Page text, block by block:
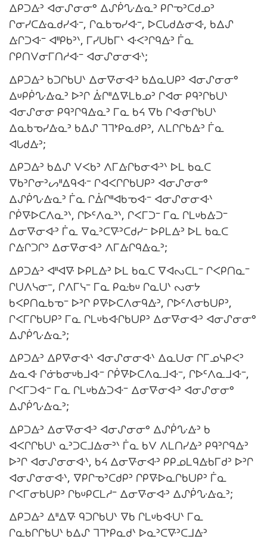
ᐃᑭᑐᐏᐣ ᐊᓂᔑᓂᓂᐤ ᐃᔑᑮᔘᐏᓇᐣ ᑭᒋᓀᐣᑕᑯᓄᐣ
ᒋᓂᓯᑕᐏᓇᑯᓯᐘᐨ, ᒋᓇᑲᓀᓯᐘᐨ, ᐅᑕᒐᑯᐏᓂᐘ, ᑲᐃᔑ
ᐏᒋᑐᐘᐨ ᐊᐦᑭᑲᐣᐠ, ᒥᓯᑌᑲᒥᐠ ᐘᐸᐣᒋᑫᐏᐣ ᒦᓇ
ᒋᑭᑎᐯᓂᒥᑎᓱᐘᐨ ᐊᓂᔑᓂᓂᐘᐠ;
ᐃᑭᑐᐏᐣ ᑲᑐᒋᑲᑌᐠ ᐃᓂᐍᓂᐘᐣ ᑲᐃᓇᑌᑭᐣ ᐊᓂᔑᓂᓂᐤ
ᐃᓑᑭᑮᔘᐏᓇᐣ ᐅᐣᒋ ᐑᒋᐦᐃᐍᒪᑲᓄᐣ ᒋᐊᓂ ᑭᑫᐣᒋᑲᑌᐠ
ᐊᓂᔑᓂᓂ ᑭᑫᐣᒋᑫᐏᓇᐣ ᒥᓇ ᑲᔦ ᐁᑲ ᒋᐘᓂᒋᑲᑌᐠ
ᐃᓇᑲᓀᓯᐏᓇᐣ ᑲᐃᔑ ᒣᒣᔾᑭᓇᑯᑭᐣ, ᐱᒪᒋᒋᑲᐏᐣ ᒦᓇ
ᐊᒐᑯᐏᐣ;
ᐃᑭᑐᐏᐣ ᑲᐃᔑ ᐯᐸᑲᐣ ᐱᒥᐏᒋᑲᓂᐘᐣᐠ ᐅᒪ ᑲᓇᑕ
ᐁᑲᐣᒋᓂᐣᔕᐦᐃᑫᐘᐨ ᒋᐊᐸᒋᒋᑲᑌᑭᐣ ᐊᓂᔑᓂᓂᐤ
ᐃᔑᑮᔘᐏᓇᐣ ᒦᓇ ᒋᐑᒋᐦᐊᑲᓀᐘᐨ ᐊᓂᔑᓂᓂᐘᐠ
ᒋᑮᐍᐅᑕᐱᓇᐣᐠ, ᒋᐅᒼᐱᓇᐣᐠ, ᒋᐸᒥᑐᐨ ᒥᓇ ᒋᒪᓑᑲᐏᑐᐨ
ᐃᓂᐍᓂᐘᐣ ᒦᓇ ᐁᓇᐣᑕᐍᐣᑕᑯᓯᐨ ᐅᑭᒪᐏᐣ ᐅᒪ ᑲᓇᑕ
ᒋᐏᒋᑐᒋᐣ ᐃᓂᐍᓂᐘᐣ ᐱᒥᐏᒋᑫᐏᓇᐣ;
ᐃᑭᑐᐏᐣ ᐊᐦᐊᐍ ᐅᑭᒪᐏᐣ ᐅᒪ ᑲᓇᑕ ᐁᐊᔓᑕᒪᐨ ᒋᐸᑭᑎᓇᐨ
ᒋᑌᐱᓭᓂᐨ, ᒋᐱᒥᓭᐨ ᒥᓇ ᑭᓌᑲᓑ ᒋᓇᑌᐠ ᔓᓂᔭ
ᑲᐸᑭᑎᓇᑲᓀᐨ ᐅᐣᒋ ᑭᐍᐅᑕᐱᓂᑫᐏᐣ, ᒋᐅᒼᐱᓂᑲᑌᑭᐣ,
ᒋᐸᒥᒋᑲᑌᑭᐣ ᒥᓇ ᒋᒪᓑᑲᐘᒋᑲᑌᑭᐣ ᐃᓂᐍᓂᐘᐣ ᐊᓂᔑᓂᓂᐤ
ᐃᔑᑮᔘᐏᓇᐣ;
ᐃᑭᑐᐏᐣ ᐃᑭᐍᓂᐘᐠ ᐊᓂᔑᓂᓂᐘᐠ ᐃᓇᑌᓂ ᒋᒥᓄᓭᑭᐸᐣ
ᐏᓇᐘ ᒋᓃᑲᓂᓑᑲᒧᐘᐨ ᒋᑮᐍᐅᑕᐱᓇᒧᐘᐨ, ᒋᐅᒼᐱᓇᒧᐘᐨ,
ᒋᐸᒥᑐᐘᐨ ᒥᓇ ᒋᒪᓑᑲᐏᑐᐘᐨ ᐃᓂᐍᓂᐘᐣ ᐊᓂᔑᓂᓂᐤ
ᐃᔑᑮᔘᐏᓇᐣ;
ᐃᑭᑐᐏᐣ ᐃᓂᐍᓂᐘᐣ ᐊᓂᔑᓂᓂᐤ ᐃᔑᑮᔘᐏᐣ ᑲ
ᐊᐸᒋᒋᑲᑌᐠ ᓇᐣᑐᑕᒧᐏᓂᐣᐠ ᒦᓇ ᑲᐯ ᐱᒪᑎᓯᐏᐣ ᑭᑫᐣᒋᑫᐏᐣ
ᐅᐣᒋ ᐊᓂᔑᓂᓂᐘᐠ, ᑲᔦ ᐃᓂᐍᓂᐘᐣ ᑭᑭᓄᒪᑫᐏᑲᒥᑯᐣ ᐅᐣᒋ
ᐊᓂᔑᓂᓂᐘᐠ, ᐁᑭᒋᓀᐣᑕᑯᑭᐣ ᒋᑭᐍᐅᓇᒋᑲᑌᑭᐣ ᒦᓇ
ᒋᐸᒥᓂᑲᑌᑭᐣ ᒋᑲᓑᑭᑕᒪᓱᐨ ᐃᓂᐍᓂᐘᐣ ᐃᔑᑮᔘᐏᓇᐣ;
ᐃᑭᑐᐏᐣ ᐃᐦᐃᐍ ᑫᑐᒋᑲᑌᐠ ᐁᑲ ᒋᒪᓑᑲᐘᑌᐠ ᒥᓇ
ᒋᓇᑲᒋᒋᑲᑌᐠ ᑲᐃᔑ ᒣᒣᔾᑭᓇᑯᐠ ᐅᓇᐣᑕᐍᐣᑕᒧᐏᐣ